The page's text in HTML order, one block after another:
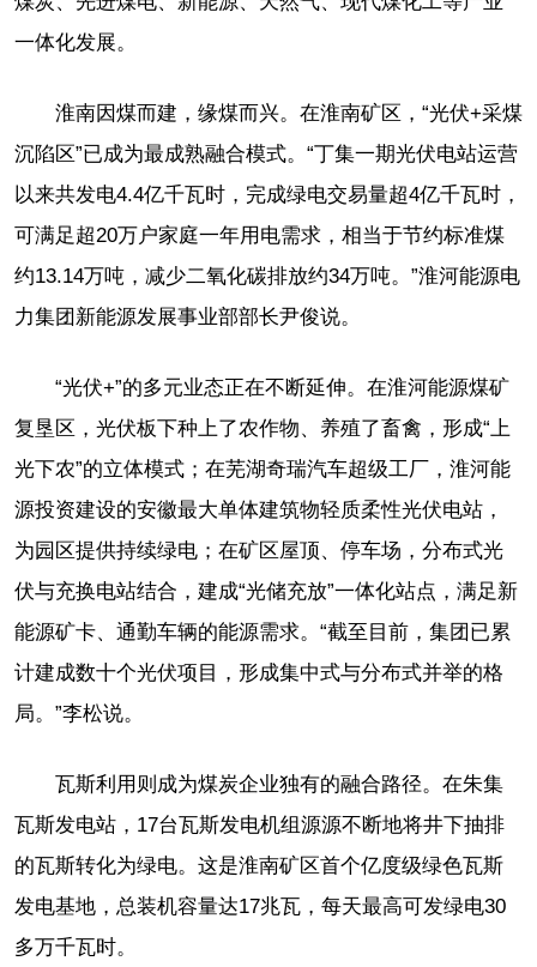
一体化发展。
淮南因煤而建，缘煤而兴。在淮南矿区，“光伏+采煤
沉陷区”已成为最成熟融合模式。“丁集一期光伏电站运营
以来共发电4.4亿千瓦时，完成绿电交易量超4亿千瓦时，
可满足超20万户家庭一年用电需求，相当于节约标准煤
约13.14万吨，减少二氧化碳排放约34万吨。”淮河能源电
力集团新能源发展事业部部长尹俊说。
“光伏+”的多元业态正在不断延伸。在淮河能源煤矿
复垦区，光伏板下种上了农作物、养殖了畜禽，形成“上
光下农”的立体模式；在芜湖奇瑞汽车超级工厂，淮河能
源投资建设的安徽最大单体建筑物轻质柔性光伏电站，
为园区提供持续绿电；在矿区屋顶、停车场，分布式光
伏与充换电站结合，建成“光储充放”一体化站点，满足新
能源矿卡、通勤车辆的能源需求。“截至目前，集团已累
计建成数十个光伏项目，形成集中式与分布式并举的格
局。”李松说。
瓦斯利用则成为煤炭企业独有的融合路径。在朱集
瓦斯发电站，17台瓦斯发电机组源源不断地将井下抽排
的瓦斯转化为绿电。这是淮南矿区首个亿度级绿色瓦斯
发电基地，总装机容量达17兆瓦，每天最高可发绿电30
多万千瓦时。